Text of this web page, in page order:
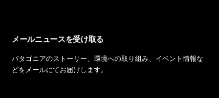
メールニュースを受け取る
パタゴニアのストーリー、環境への取り組み、イベント情報な
どをメールにてお届けします。